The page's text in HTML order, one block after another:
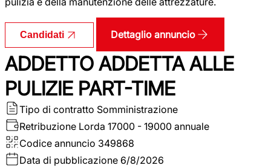
Candidati Dettaglio annuncio
ADDETTO ADDETTA ALLE
PULIZIE PART-TIME
Tipo di contratto Somministrazione
Retribuzione Lorda 17000 - 19000 annuale
Codice annuncio 349868
Data di pubblicazione 6/8/2026